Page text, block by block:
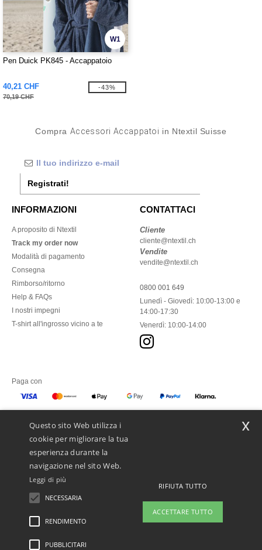
W1
Pen Duick PK845 - Accappatoio
40,21 CHF
70,19 CHF
-43%
Compra Accessori Accappatoi in Ntextil Suisse
Registrati!
INFORMAZIONI
A proposito di Ntextil
Track my order now
Modalità di pagamento
Consegna
Rimborso/ritorno
Help & FAQs
I nostri impegni
T-shirt all'ingrosso vicino a te
CONTATTACI
Cliente
cliente@ntextil.ch
Vendite
vendite@ntextil.ch
0800 001 649
Lunedì - Giovedì: 10:00-13:00 e
14:00-17:30
Venerdì: 10:00-14:00
Paga con
Spediamo con
Menzioni legali- Informativa sulla privacy
Questo sito Web utilizza i
cookie per migliorare la tua
esperienza durante la
navigazione nel sito Web.
Leggi di più
NECESSARIA
RENDIMENTO
PUBBLICITARI
RIFIUTA TUTTO
ACCETTARE TUTTO
x